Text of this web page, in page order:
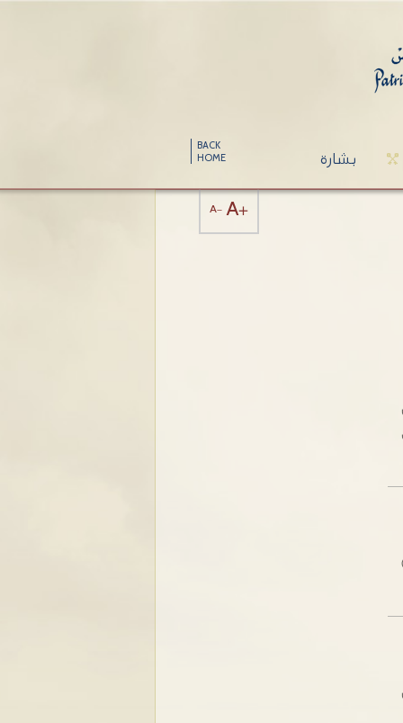
BACK
HOME
بشارة
A- A+